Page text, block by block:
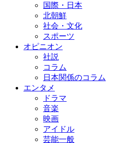
国際・日本
北朝鮮
社会・文化
スポーツ
オピニオン
社説
コラム
日本関係のコラム
エンタメ
ドラマ
音楽
映画
アイドル
芸能一般